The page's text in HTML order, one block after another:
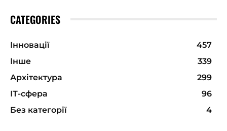
CATEGORIES
Інновації
457
Інше
339
Архітектура
299
ІТ-сфера
96
Без категорії
4